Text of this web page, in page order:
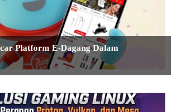
Platform E-Dagang Dalam